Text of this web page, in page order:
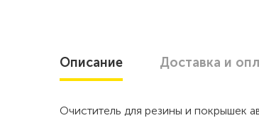
Описание Доставка и
Очиститель для резины и покрышек